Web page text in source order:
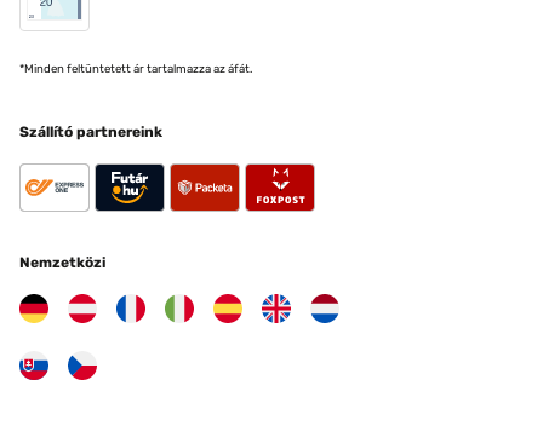
*Minden feltüntetett ár tartalmazza az áfát.
Szállító partnereink
Nemzetközi